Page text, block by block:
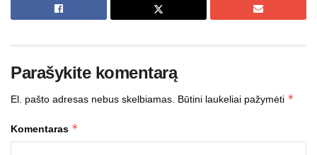
Parašykite komentarą
El. pašto adresas nebus skelbiamas. Būtini laukeliai pažymėti *
Komentaras *